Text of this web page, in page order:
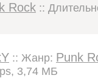
Rock ::
:: Жанр: Punk
3,74 МБ